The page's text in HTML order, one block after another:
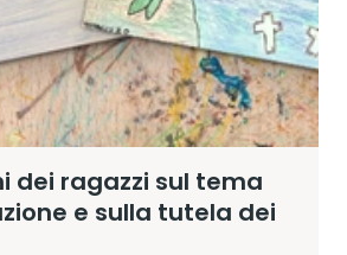
dei ragazzi sul tema
e sulla tutela dei